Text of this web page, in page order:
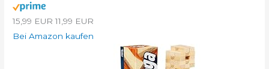
15,99 EUR 11,99 EUR
Bei Amazon kaufen